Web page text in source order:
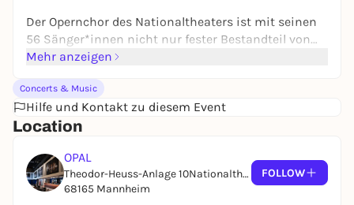
Der Opernchor des Nationaltheaters ist mit seinen
56 Sänger*innen nicht nur fester Bestandteil von
Opernaufführungen, sondern tritt auch mit eigenen
Leitung von Opernchordirektor Alistair Lilley
präsentiert der Chor gemeinsam mit dem
Nationaltheater-Orchester sowie Yaara Attias und
mitreißendes Programm, das die Brücke schlägt
zwischen verschiedenen Epochen und Stilen: eine
musikalische Reise, die von Elgars bayerischer
Mehr anzeigen
Concerts & Music
Hilfe und Kontakt zu diesem Event
Location
OPAL
Theodor-Heuss-Anlage 10Nationaltheater Mannheim
68165 Mannheim
FOLLOW